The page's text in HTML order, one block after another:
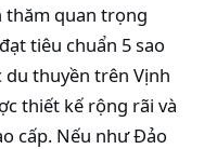
thăm quan trọng
tiêu chuẩn 5 sao
thuyền trên Vịnh
thiết kế rộng rãi và
cấp. Nếu như Đảo